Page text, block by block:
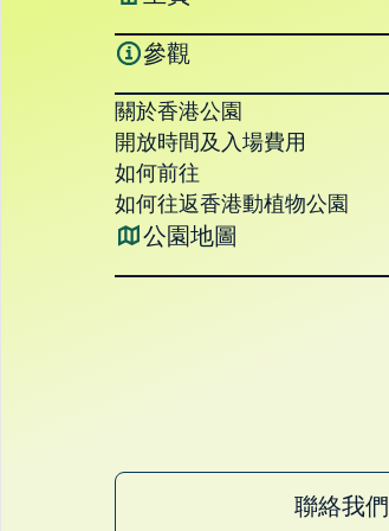
參觀
關於香港公園
開放時間及入場費用
如何前往
如何往返香港動植物公園
公園地圖
聯絡我們